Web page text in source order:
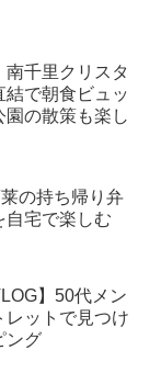
南千里クリスタ
結で朝食ビュッ
園の散策も楽し
の持ち帰り弁
自宅で楽しむ
】50代メン
レットで見つけ
ング